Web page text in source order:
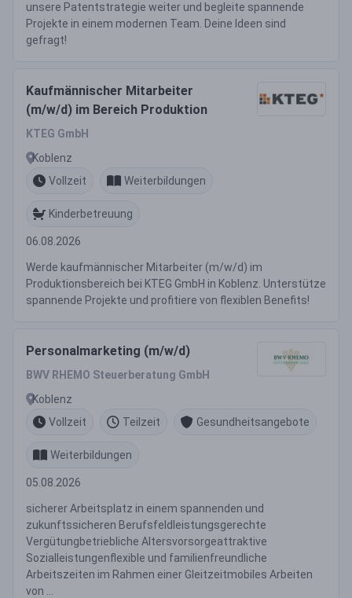
unsere Patentstrategie weiter und begleite spannende
Projekte in einem modernen Team. Deine Ideen sind
gefragt!
Kaufmännischer Mitarbeiter
(m/w/d) im Bereich Produktion
KTEG GmbH
Koblenz
Vollzeit
Weiterbildungen
Kinderbetreuung
06.08.2026
Werde kaufmännischer Mitarbeiter (m/w/d) im
Produktionsbereich bei KTEG GmbH in Koblenz. Unterstütze
spannende Projekte und profitiere von flexiblen Benefits!
Personalmarketing (m/w/d)
BWV RHEMO Steuerberatung GmbH
Koblenz
Vollzeit
Teilzeit Gesundheitsangebote
Weiterbildungen
05.08.2026
sicherer Arbeitsplatz in einem spannenden und
zukunftssicheren Berufsfeldleistungsgerechte
Vergütungbetriebliche Altersvorsorgeattraktive
Sozialleistungenflexible und familienfreundliche
Arbeitszeiten im Rahmen einer Gleitzeitmobiles Arbeiten
von ...